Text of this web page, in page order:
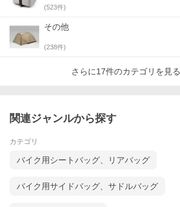
(523件)
その他
(238件)
さらに17件のカテゴリを見る
関連ジャンルから探す
カテゴリ
バイク用シートバッグ、リアバッグ
バイク用サイドバッグ、サドルバッグ